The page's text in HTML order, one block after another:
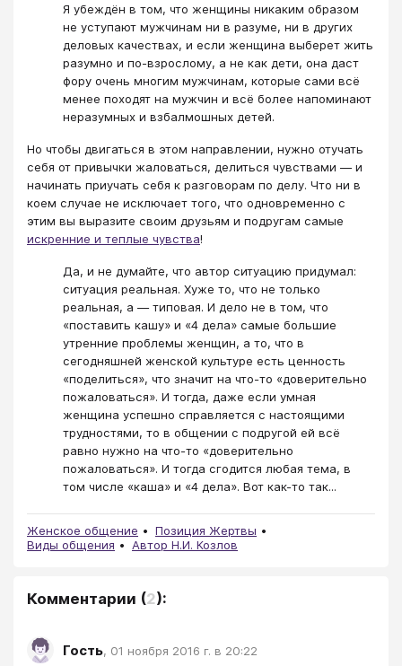
Я убеждён в том, что женщины никаким образом
не уступают мужчинам ни в разуме, ни в других
деловых качествах, и если женщина выберет жить
разумно и по-взрослому, а не как дети, она даст
фору очень многим мужчинам, которые сами всё
менее походят на мужчин и всё более напоминают
неразумных и взбалмошных детей.
Но чтобы двигаться в этом направлении, нужно отучать
себя от привычки жаловаться, делиться чувствами — и
начинать приучать себя к разговорам по делу. Что ни в
коем случае не исключает того, что одновременно с
этим вы выразите своим друзьям и подругам самые
искренние и теплые чувства!
Да, и не думайте, что автор ситуацию придумал:
ситуация реальная. Хуже то, что не только
реальная, а — типовая. И дело не в том, что
«поставить кашу» и «4 дела» самые большие
утренние проблемы женщин, а то, что в
сегодняшней женской культуре есть ценность
«поделиться», что значит на что-то «доверительно
пожаловаться». И тогда, даже если умная
женщина успешно справляется с настоящими
трудностями, то в общении с подругой ей всё
равно нужно на что-то «доверительно
пожаловаться». И тогда сгодится любая тема, в
том числе «каша» и «4 дела». Вот как-то так...
Женское общение
Позиция Жертвы
Виды общения
Автор Н.И. Козлов
Комментарии (2):
Гость, 01 ноября 2016 г. в 20:22